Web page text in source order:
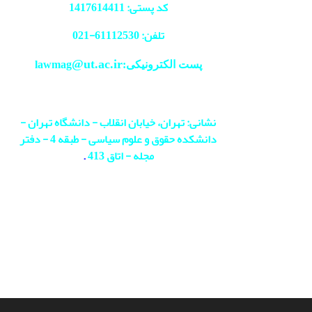
کد پستی: 1417614411
تلفن: 61112530-
021
پست الکترونیکی:lawmag@ut.ac.ir
نشانی: تهران، خیابان انقلاب - دانشگاه تهران -
دانشکده حقوق و علوم سیاسی - طبقه 4 - دفتر
مجله - اتاق 413
.